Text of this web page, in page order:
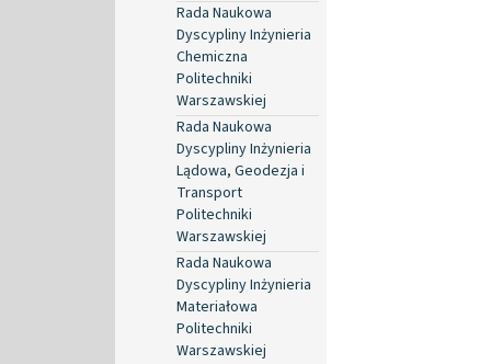
Rada Naukowa
Dyscypliny Inżynieria
Chemiczna
Politechniki
Warszawskiej
Rada Naukowa
Dyscypliny Inżynieria
Lądowa, Geodezja i
Transport
Politechniki
Warszawskiej
Rada Naukowa
Dyscypliny Inżynieria
Materiałowa
Politechniki
Warszawskiej